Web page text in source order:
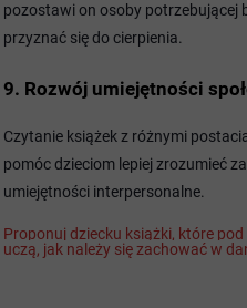
pozostawi on osoby potrzebującej
przyznać się do cierpienia.
9. Rozwój umiejętności
Czytanie książek z różnymi
pomóc dzieciom lepiej zrozumieć
umiejętności interpersonalne.
Proponuj dziecku książki, które
uczą, jak należy się zachować w